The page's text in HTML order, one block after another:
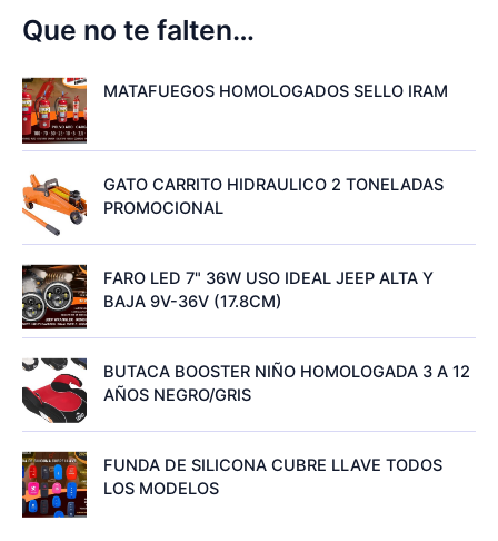
Que no te falten…
MATAFUEGOS HOMOLOGADOS SELLO IRAM
GATO CARRITO HIDRAULICO 2 TONELADAS
PROMOCIONAL
FARO LED 7" 36W USO IDEAL JEEP ALTA Y
BAJA 9V-36V (17.8CM)
BUTACA BOOSTER NIÑO HOMOLOGADA 3 A 12
AÑOS NEGRO/GRIS
FUNDA DE SILICONA CUBRE LLAVE TODOS
LOS MODELOS